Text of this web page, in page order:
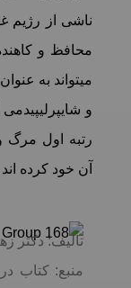
ناشی از رژیم
محافظ و
میتواند به
و
رتبه اول مرگ و
آن خود کرده
تألیف: دکتر
منبع: کتاب